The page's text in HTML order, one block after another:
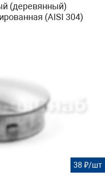
(деревянный)
(AISI 304)
38 ₽/шт